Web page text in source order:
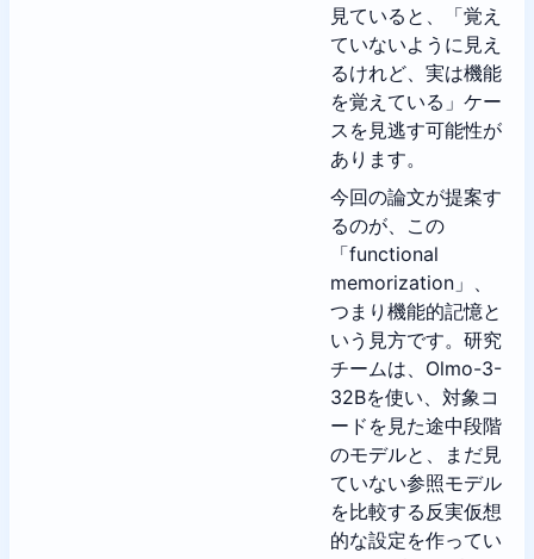
見ていると、「覚え
ていないように見え
るけれど、実は機能
を覚えている」ケー
スを見逃す可能性が
あります。
今回の論文が提案す
るのが、この
「functional
memorization」、
つまり機能的記憶と
いう見方です。研究
チームは、Olmo-3-
32Bを使い、対象コ
ードを見た途中段階
のモデルと、まだ見
ていない参照モデル
を比較する反実仮想
的な設定を作ってい